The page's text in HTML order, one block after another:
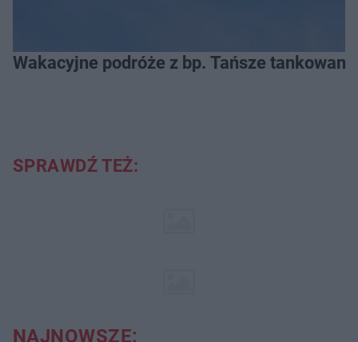
Wakacyjne podróże z bp. Tańsze
SPRAWDŹ TEŻ:
NAJNOWSZE: